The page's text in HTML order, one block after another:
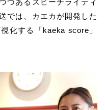
つあるスピーチライティ
では、カエカが開発した
化する「kaeka score」